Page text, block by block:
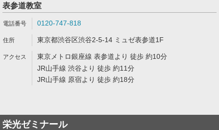
表参道教室
0120-747-818
東京都渋谷区渋谷2-5-14 ミュゼ表参道1F
東京メトロ銀座線 表参道より 徒歩 約10分
JR山手線 渋谷より 徒歩 約11分
JR山手線 原宿より 徒歩 約18分
栄光ゼミナール